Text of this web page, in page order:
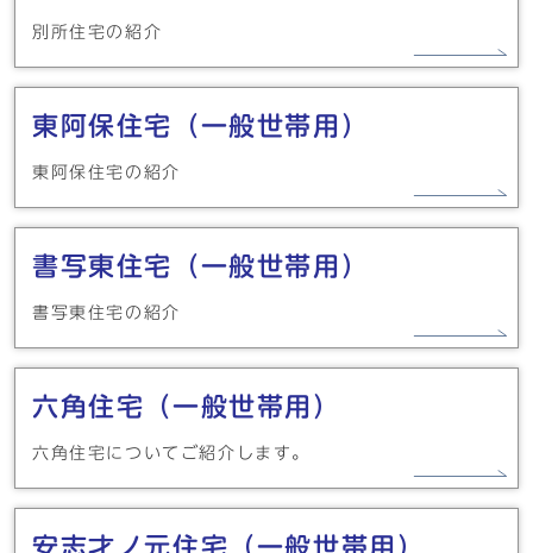
別所住宅の紹介
東阿保住宅（一般世帯用）
東阿保住宅の紹介
書写東住宅（一般世帯用）
書写東住宅の紹介
六角住宅（一般世帯用）
六角住宅についてご紹介します。
安志才ノ元住宅（一般世帯用）